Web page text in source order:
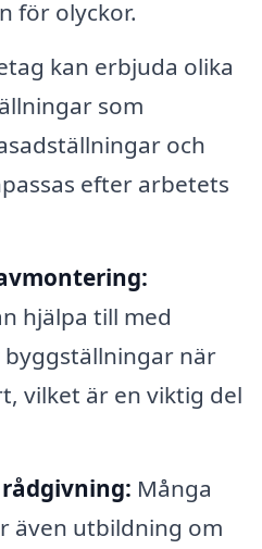
för olyckor.
kan erbjuda olika
som
och
efter arbetets
hjälpa till med
när
vilket är en viktig del
Många
även utbildning om